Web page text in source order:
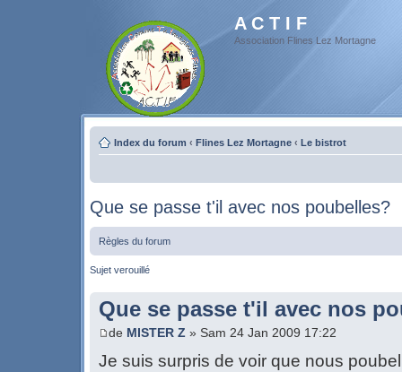
A C T I F
Association Flines Lez Mortagne
Index du forum ‹ Flines Lez Mortagne ‹ Le bistrot
Que se passe t'il avec nos poubelles?
Règles du forum
Sujet verouillé
Que se passe t'il avec nos
de MISTER Z » Sam 24 Jan 2009 17:22
Je suis surpris de voir que nous